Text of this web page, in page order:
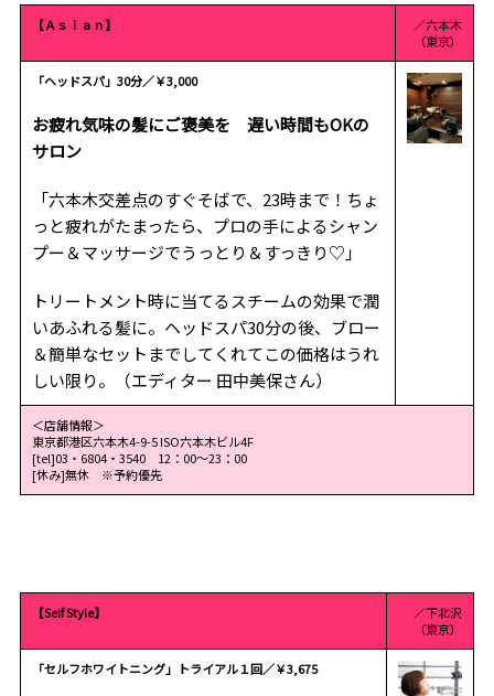
【Ａｓｉａｎ】
／六本木
（東京）
「ヘッドスパ」30分／￥3,000
お疲れ気味の髪にご褒美を 遅い時間もOKの
サロン
「六本木交差点のすぐそばで、23時まで！ちょ
っと疲れがたまったら、プロの手によるシャン
プー＆マッサージでうっとり＆すっきり♡｣
トリートメント時に当てるスチームの効果で潤
いあふれる髪に。ヘッドスパ30分の後、ブロー
＆簡単なセットまでしてくれてこの価格はうれ
しい限り。（エディター 田中美保さん）
＜店舗情報＞
東京都港区六本木4-9-5 ISO六本木ビル4F
[tel]03・6804・3540 12：00～23：00
[休み]無休 ※予約優先
【Self Style】
／下北沢
（東京）
「セルフホワイトニング」トライアル１回／￥3,675